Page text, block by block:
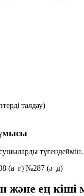
талдау)
түгендеймін.
(а–г) №287 (ә–д)
және ең кіші